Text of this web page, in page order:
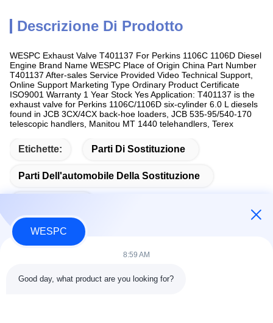
Descrizione Di Prodotto
WESPC Exhaust Valve T401137 For Perkins 1106C 1106D Diesel
Engine Brand Name WESPC Place of Origin China Part Number
T401137 After-sales Service Provided Video Technical Support,
Online Support Marketing Type Ordinary Product Certificate
ISO9001 Warranty 1 Year Stock Yes Application: T401137 is the
exhaust valve for Perkins 1106C/1106D six-cylinder 6.0 L diesels
found in JCB 3CX/4CX back-hoe loaders, JCB 535-95/540-170
telescopic handlers, Manitou MT 1440 telehandlers, Terex
Etichette: Parti Di Sostituzione
Parti Dell'automobile Della Sostituzione
Contatto rapido
WESPC
8:59 AM
Good day, what product are you looking for?